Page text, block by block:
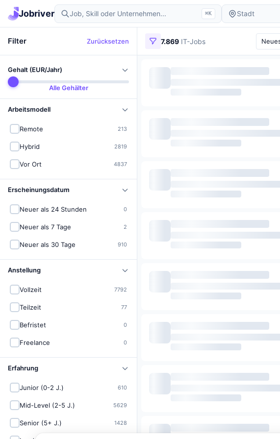
Jobriver ⌘K
Filter Zurücksetzen
Gehalt (EUR/Jahr)
Alle Gehälter
Arbeitsmodell
Remote 213
Hybrid 2819
Vor Ort 4837
Erscheinungsdatum
Neuer als 24 Stunden 0
Neuer als 7 Tage 2
Neuer als 30 Tage 910
Anstellung
Vollzeit 7792
Teilzeit 77
Befristet 0
Freelance 0
Erfahrung
Junior (0-2 J.) 610
Mid-Level (2-5 J.) 5629
Senior (5+ J.) 1428
7.869 IT-Jobs